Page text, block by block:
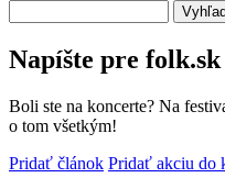
Napíšte pre folk.sk
Boli ste na koncerte? Na
o tom všetkým!
Pridať článok Pridať akciu do